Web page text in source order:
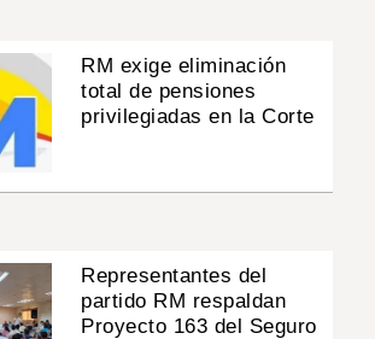
RM exige eliminación
total de pensiones
privilegiadas en la Corte
Representantes del
partido RM respaldan
Proyecto 163 del Seguro